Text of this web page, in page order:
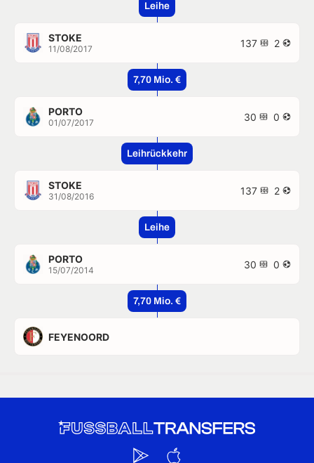
Leihe
STOKE
11/08/2017 137 2
7,70 Mio. €
PORTO
01/07/2017 30 0
Leihrückkehr
STOKE
31/08/2016 137 2
Leihe
PORTO
15/07/2014 30 0
7,70 Mio. €
FEYENOORD